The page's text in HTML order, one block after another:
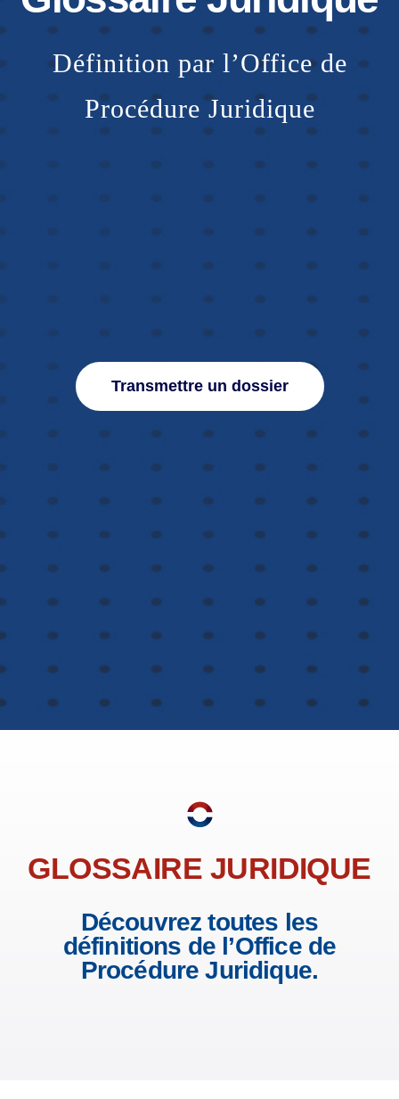
NOUS CONTACTER
Définition par l’Office de
Procédure Juridique
Transmettre un dossier
GLOSSAIRE JURIDIQUE
Découvrez toutes les
définitions de l’Office de
Procédure Juridique.